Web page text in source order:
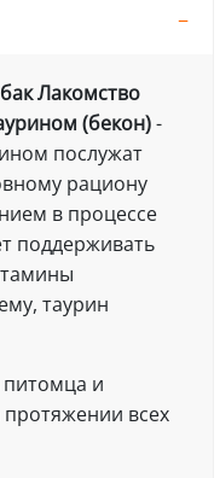
Лакомство
(бекон)-
послужат
рациону
в процессе
поддерживать
таурин
и
всех